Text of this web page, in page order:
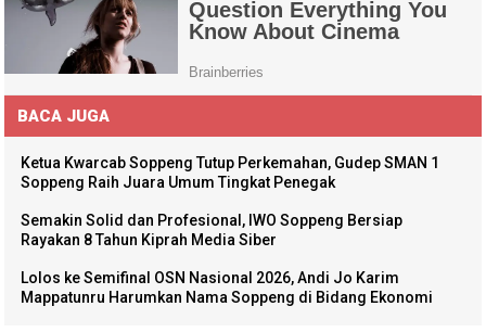
BACA JUGA
Ketua Kwarcab Soppeng Tutup Perkemahan, Gudep SMAN 1
Soppeng Raih Juara Umum Tingkat Penegak
Semakin Solid dan Profesional, IWO Soppeng Bersiap
Rayakan 8 Tahun Kiprah Media Siber
Lolos ke Semifinal OSN Nasional 2026, Andi Jo Karim
Mappatunru Harumkan Nama Soppeng di Bidang Ekonomi